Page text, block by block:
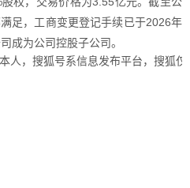
足，工商变更登记手续已于2026年
成为公司控股子公司。
人，搜狐号系信息发布平台，搜狐